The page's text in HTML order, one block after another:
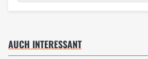
AUCH INTERESSANT